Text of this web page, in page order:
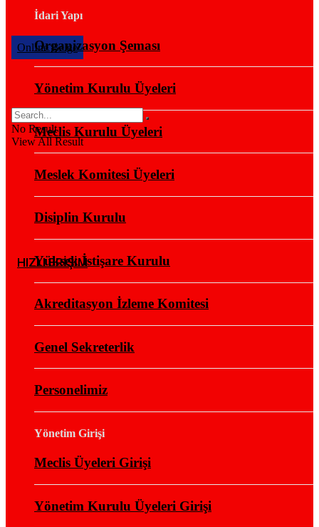
OnlIne Belge
No Result
View All Result
HIZLI ERİŞİM
İdari Yapı
Organizasyon Şeması
Yönetim Kurulu Üyeleri
Meclis Kurulu Üyeleri
Meslek Komitesi Üyeleri
Disiplin Kurulu
Yüksek İstişare Kurulu
Akreditasyon İzleme Komitesi
Genel Sekreterlik
Personelimiz
Yönetim Girişi
Meclis Üyeleri Girişi
Yönetim Kurulu Üyeleri Girişi